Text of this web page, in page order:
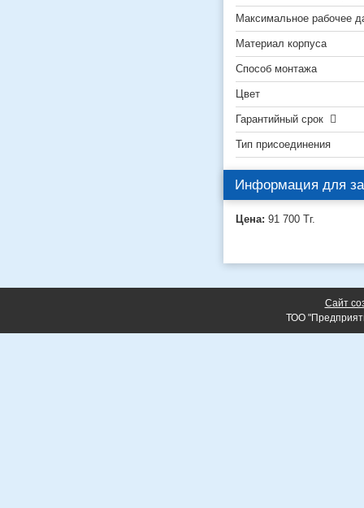
Максимальное рабочее
Материал корпуса
Способ монтажа
Цвет
Гарантийный срок
Тип присоединения
Информация для
Цена: 91 700 Тг.
Сайт
ТОО